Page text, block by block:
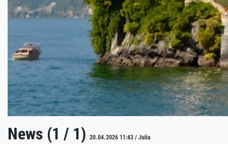
News (1 / 1) 20.04.2026 11:43 / Julia